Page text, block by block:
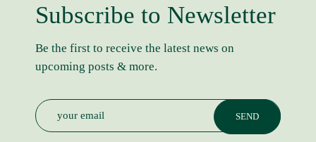
Subscribe to Newsletter
Be the first to receive the latest news on
upcoming posts & more.